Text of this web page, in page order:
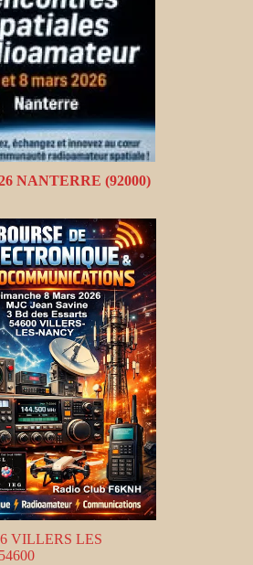
NANTERRE (92000)
VILLERS LES